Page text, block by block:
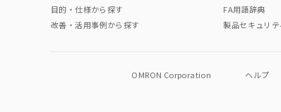
目的・仕様から探す
改善・活用事例から探す
FA用語辞典
製品セキュリ
OMRON Corporation ヘルプ